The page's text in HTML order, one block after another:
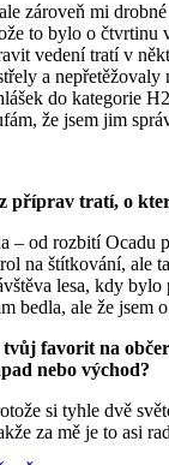
zároveň mi
to bylo o čtvrtinu
vedení tratí v
a nepřetěžovaly
do kategorie
že jsem jim
příprav tratí, o
– od rozbití Ocadu
na štítkování, ale
lesa, kdy bylo
bedla, ale že jsem
tvůj favorit na
nebo východ?
si tyhle dvě
za mě je to asi